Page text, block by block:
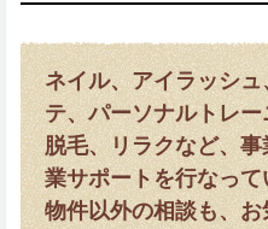
ネイル、アイラッシ
テ、パーソナルトレ
脱毛、リラクなど、
業サポートを行なって
物件以外の相談も、お